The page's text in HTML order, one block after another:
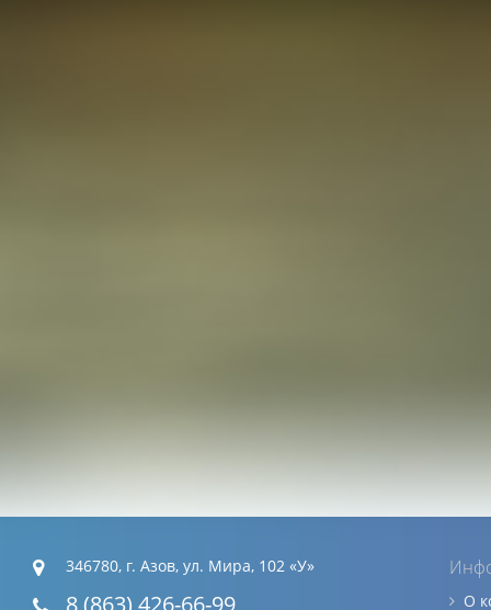
346780, г. Азов, ул. Мира, 102 «У»
8 (863) 426-66-99 О